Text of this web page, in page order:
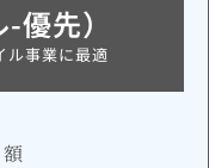
先）
ル事業に最適